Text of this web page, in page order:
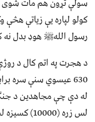
کولو لپاره يې زياتې
رسول اللهﷺ هوډ بدل نه
د هجرت په اتم کال د
630 عيسوي سنې سره
له دې چې مجاهدين د
لس زره (10000) کسيزه لښکر تيار کړ.